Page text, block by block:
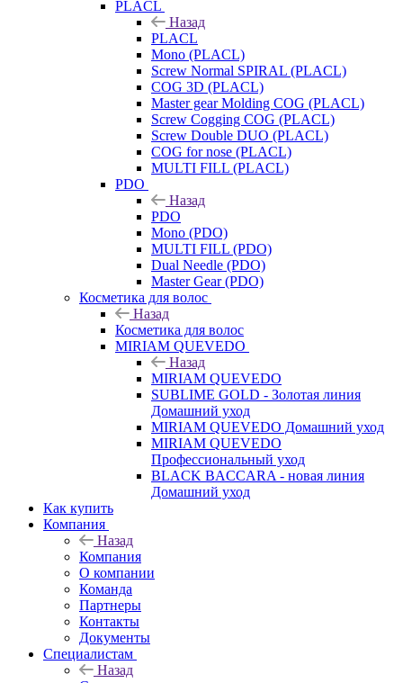
PLACL
Назад
PLACL
Mono (PLACL)
Screw Normal SPIRAL (PLACL)
COG 3D (PLACL)
Master gear Molding COG (PLACL)
Screw Cogging COG (PLACL)
Screw Double DUO (PLACL)
COG for nose (PLACL)
MULTI FILL (PLACL)
PDO
Назад
PDO
Mono (PDO)
MULTI FILL (PDO)
Dual Needle (PDO)
Master Gear (PDO)
Косметика для волос
Назад
Косметика для волос
MIRIAM QUEVEDO
Назад
MIRIAM QUEVEDO
SUBLIME GOLD - Золотая линия
Домашний уход
MIRIAM QUEVEDO Домашний уход
MIRIAM QUEVEDO
Профессиональный уход
BLACK BACCARA - новая линия
Домашний уход
Как купить
Компания
Назад
Компания
О компании
Команда
Партнеры
Контакты
Документы
Специалистам
Назад